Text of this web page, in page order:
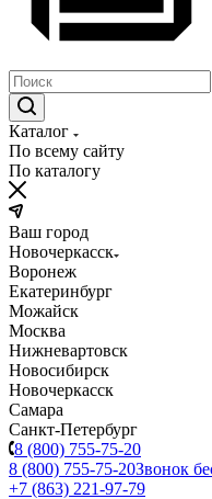
Каталог
По всему сайту
По каталогу
Ваш город
Новочеркасск
Воронеж
Екатеринбург
Можайск
Москва
Нижневартовск
Новосибирск
Новочеркасск
Самара
Санкт-Петербург
8 (800) 755-75-20
8 (800) 755-75-20Звонок
+7 (863) 221-97-79